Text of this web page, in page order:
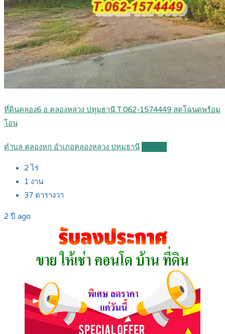
ที่ดินคลอง6 อ.คลองหลวง ปทุมธานี T.062-1574449 สดโฉนดพร้อม
โอน
ตำบล คลองหก อำเภอคลองหลวง ปทุมธานี
2ไร่
1 งาน
37 ตารางวา
2 ปี ago